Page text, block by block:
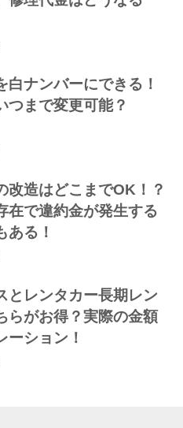
白ナンバーにできる！
つまで変更可能？
改造はどこまでOK！？
在で違約金が発生する
ある！
とレンタカー長期レン
らがお得？実際の金額
ーション！